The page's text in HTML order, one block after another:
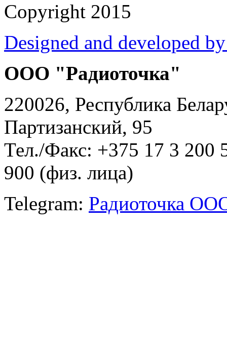
Copyright 2015
Designed and developed
ООО "Радиоточка"
220026, Республика
Партизанский, 95
Тел./Факс: +375 17 3
900 (физ. лица)
Telegram: Радиоточка